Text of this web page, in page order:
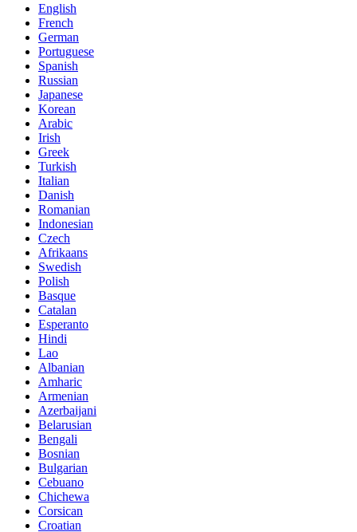
English
French
German
Portuguese
Spanish
Russian
Japanese
Korean
Arabic
Irish
Greek
Turkish
Italian
Danish
Romanian
Indonesian
Czech
Afrikaans
Swedish
Polish
Basque
Catalan
Esperanto
Hindi
Lao
Albanian
Amharic
Armenian
Azerbaijani
Belarusian
Bengali
Bosnian
Bulgarian
Cebuano
Chichewa
Corsican
Croatian